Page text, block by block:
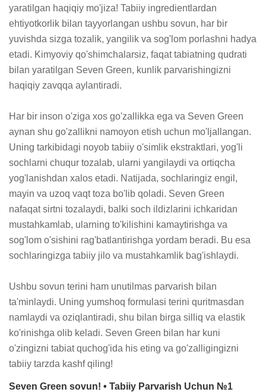
yaratilgan haqiqiy mo'jiza! Tabiiy ingredientlardan
ehtiyotkorlik bilan tayyorlangan ushbu sovun, har bir
yuvishda sizga tozalik, yangilik va sog'lom porlashni hadya
etadi. Kimyoviy qo'shimchalarsiz, faqat tabiatning qudrati
bilan yaratilgan Seven Green, kunlik parvarishingizni
haqiqiy zavqqa aylantiradi.
Har bir inson o'ziga xos go'zallikka ega va Seven Green
aynan shu go'zallikni namoyon etish uchun mo'ljallangan.
Uning tarkibidagi noyob tabiiy o'simlik ekstraktlari, yog'li
sochlarni chuqur tozalab, ularni yangilaydi va ortiqcha
yog'lanishdan xalos etadi. Natijada, sochlaringiz engil,
mayin va uzoq vaqt toza bo'lib qoladi. Seven Green
nafaqat sirtni tozalaydi, balki soch ildizlarini ichkaridan
mustahkamlab, ularning to'kilishini kamaytirishga va
sog'lom o'sishini rag'batlantirishga yordam beradi. Bu esa
sochlaringizga tabiiy jilo va mustahkamlik bag'ishlaydi.
Ushbu sovun terini ham unutilmas parvarish bilan
ta'minlaydi. Uning yumshoq formulasi terini quritmasdan
namlaydi va oziqlantiradi, shu bilan birga silliq va elastik
ko'rinishga olib keladi. Seven Green bilan har kuni
o'zingizni tabiat quchog'ida his eting va go'zalligingizni
tabiiy tarzda kashf qiling!
Seven Green sovun! • Tabiiy Parvarish Uchun №1